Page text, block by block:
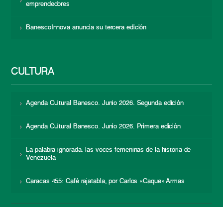
emprendedores
BanescoInnova anuncia su tercera edición
CULTURA
Agenda Cultural Banesco. Junio 2026. Segunda edición
Agenda Cultural Banesco. Junio 2026. Primera edición
La palabra ignorada: las voces femeninas de la historia de
Venezuela
Caracas 455: Café rajatabla, por Carlos «Caque» Armas